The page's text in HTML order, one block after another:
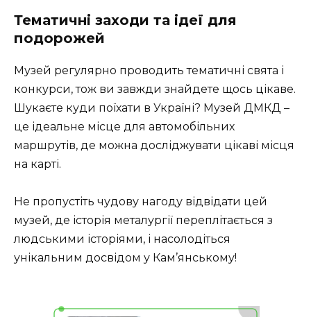
Тематичні заходи та ідеї для
подорожей
Музей регулярно проводить тематичні свята і
конкурси, тож ви завжди знайдете щось цікаве.
Шукаєте куди поїхати в Україні? Музей ДМКД –
це ідеальне місце для автомобільних
маршрутів, де можна досліджувати цікаві місця
на карті.
Не пропустіть чудову нагоду відвідати цей
музей, де історія металургії переплітається з
людськими історіями, і насолодіться
унікальним досвідом у Кам’янському!